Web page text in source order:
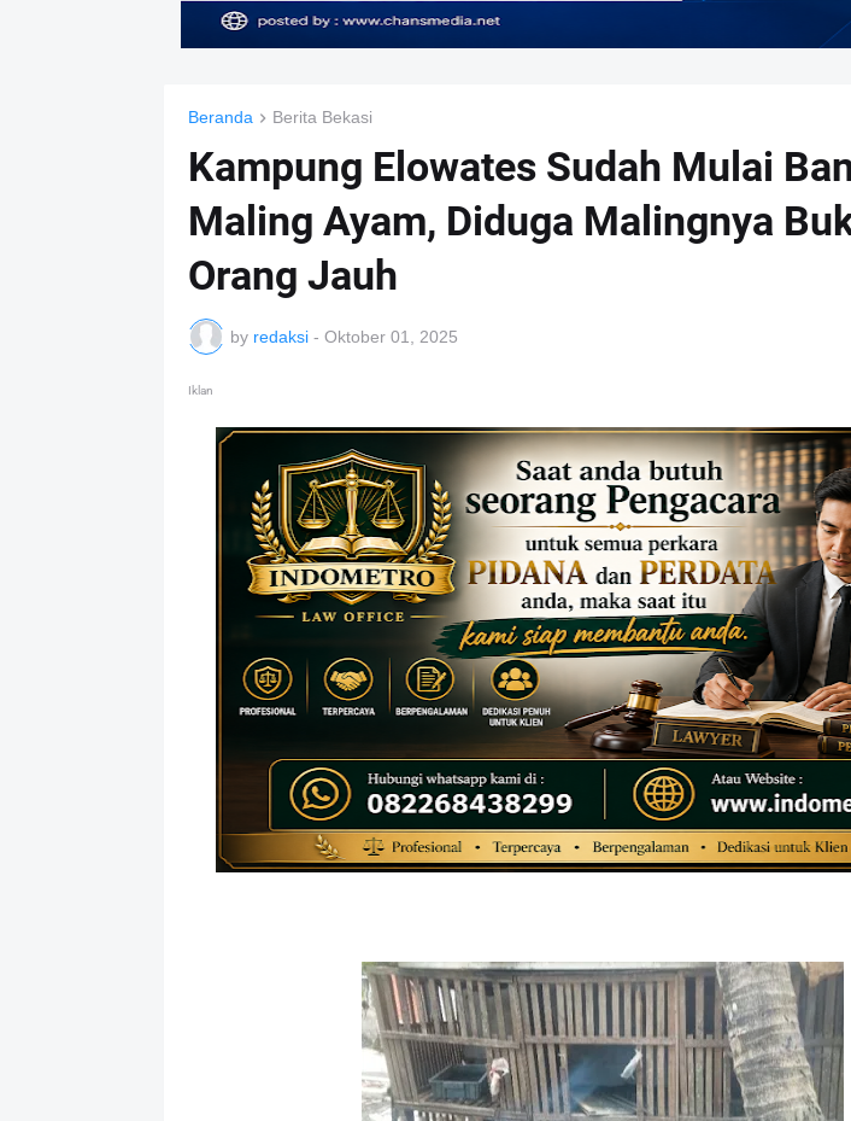
Beranda Berita Bekasi
Kampung Elowates Sudah Mulai
Maling Ayam, Diduga Malingnya
Orang Jauh
by redaksi - Oktober 01, 2025
Iklan